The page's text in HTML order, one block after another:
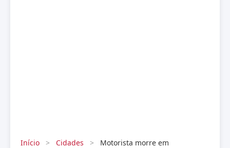
Início > Cidades >
Motorista morre em